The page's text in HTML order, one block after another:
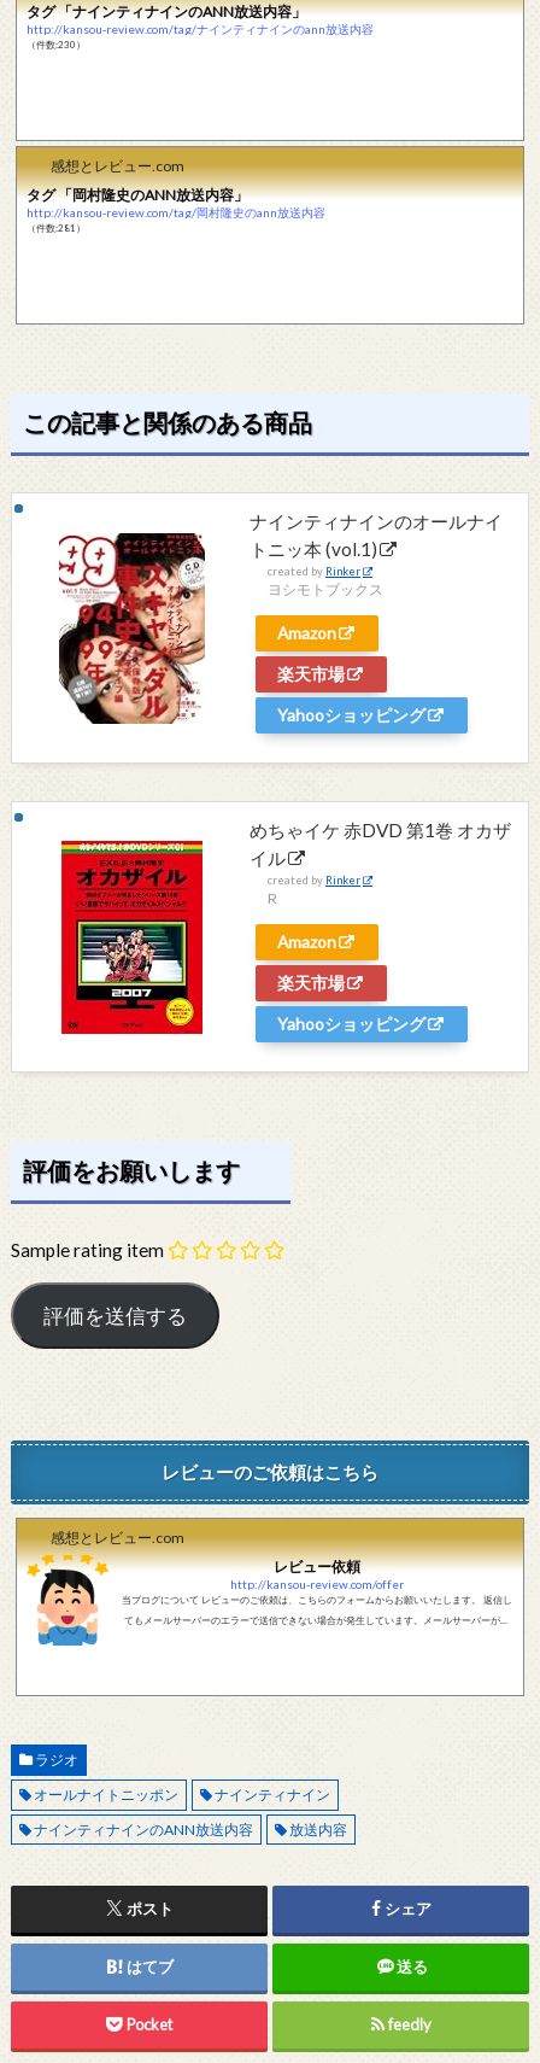
タグ 「ナインティナインのANN放送内容」
http://kansou-review.com/tag/ナインティナインのann放送内容
（件数:230）
感想とレビュー.com
タグ 「岡村隆史のANN放送内容」
http://kansou-review.com/tag/岡村隆史のann放送内容
（件数:281）
この記事と関係のある商品
ナインティナインのオールナイ
トニッ本 (vol.1)
created by Rinker
ヨシモトブックス
Amazon
楽天市場
Yahooショッピング
めちゃイケ 赤DVD 第1巻 オカザ
イル
created by Rinker
R
Amazon
楽天市場
Yahooショッピング
評価をお願いします
Sample rating item
レビューのご依頼はこちら
感想とレビュー.com
レビュー依頼
http://kansou-review.com/offer
当ブログについて レビューのご依頼は、こちらのフォームからお願いいたします。 返信し
てもメールサーバーのエラーで送信できない場合が発生しています。メールサーバーが正
ラジオ
オールナイトニッポン
ナインティナイン
ナインティナインのANN放送内容
放送内容
ポスト シェア
はてブ 送る
Pocket feedly